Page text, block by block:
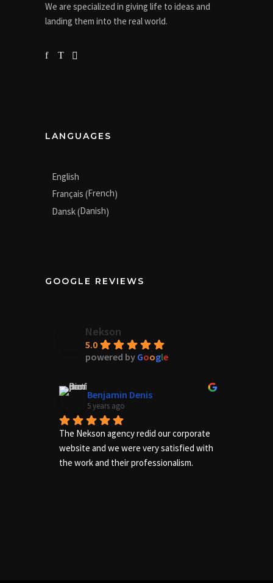
We are specialized in giving life to ideas and
landing them into the real world.
LANGUAGES
English
Français (French)
Dansk(Danish)
GOOGLE REVIEWS
Nekson
5.0
powered by Google
Benjamin Denis
5 years ago
The Nekson agency redid our corporate
website and we were very satisfied with
the work and their professionalism.